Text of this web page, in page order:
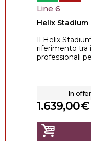
Line 6
Helix Stadium
Il Helix
riferimento tra
professionali
In
€
1.639,00